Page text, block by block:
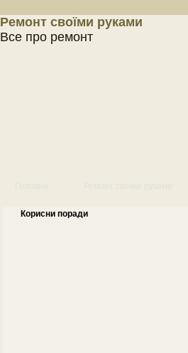
Ремонт своїми руками
Все про ремонт
Корисни поради